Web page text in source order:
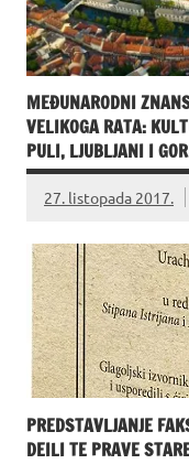
MEĐUNARODNI
VELIKOGA RATA:
PULI, LJUBLJANI I
27. listopada 2017.
PREDSTAVLJANJE
DEILI TE PRAVE